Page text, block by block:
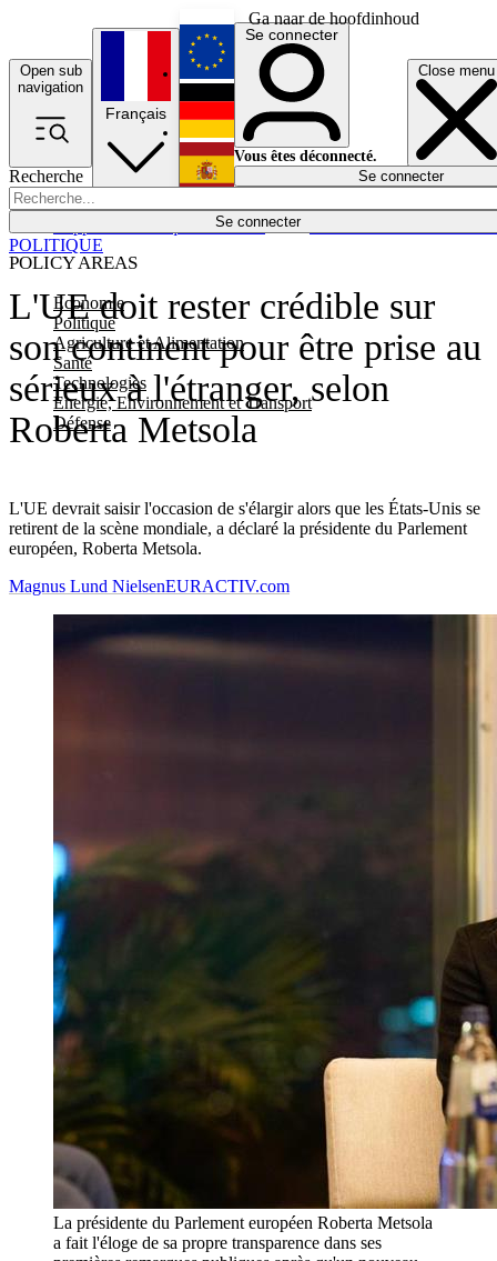
Ga naar de hoofdinhoud
Open sub
navigation
Close menu
Recherche
Se connecter
POLICY AREAS
Economie
Politique
Agriculture et Alimentation
Santé
Technologies
Energie, Environnement et Transport
Défense
Économie
Français
English
Deutsch
Español
Se connecter
Vous êtes déconnecté.
Se connecter
L'UE doit rester crédible sur
son continent pour être prise au
sérieux à l'étranger, selon
Roberta Metsola
L'UE devrait saisir l'occasion de s'élargir alors que les États-Unis se
retirent de la scène mondiale, a déclaré la présidente du Parlement
européen, Roberta Metsola.
POLITIQUE
Magnus Lund NielsenEURACTIV.com
La présidente du Parlement européen Roberta Metsola
a fait l'éloge de sa propre transparence dans ses